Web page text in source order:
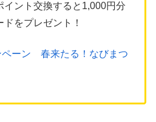
イント交換すると1,000円分
をプレゼント！
ペーン 春来たる！なびまつ